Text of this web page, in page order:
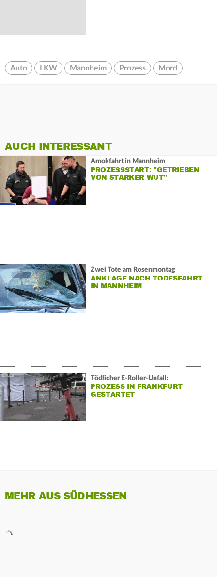
Auto LKW Mannheim Prozess Mord
AUCH INTERESSANT
Amokfahrt in Mannheim
PROZESSSTART: "GETRIEBEN
VON STARKER WUT"
Zwei Tote am Rosenmontag
ANKLAGE NACH TODESFAHRT
IN MANNHEIM
Tödlicher E-Roller-Unfall:
PROZESS IN FRANKFURT
GESTARTET
MEHR AUS SÜDHESSEN